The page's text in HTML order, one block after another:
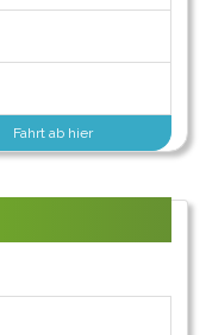
Fahrt ab hier